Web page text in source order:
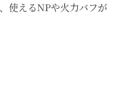
使えるNPや火力バフが